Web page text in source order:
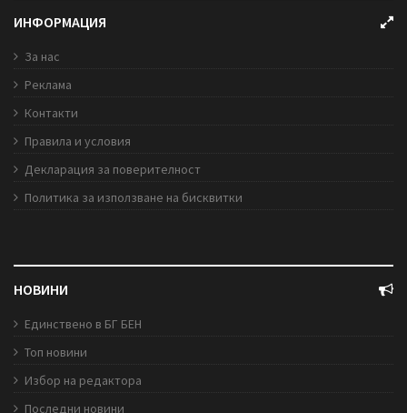
ИНФОРМАЦИЯ
За нас
Реклама
Контакти
Правила и условия
Декларация за поверителност
Политика за използване на бисквитки
НОВИНИ
Единствено в БГ БЕН
Топ новини
Избор на редактора
Последни новини